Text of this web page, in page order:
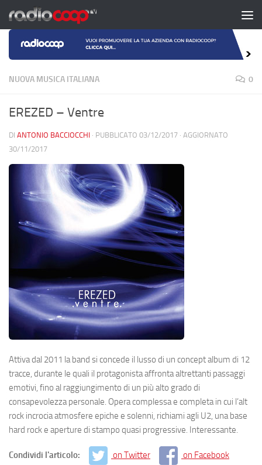
Salta al contenuto
NUOVA MUSICA ITALIANA 0
EREZED – Ventre
DI ANTONIO BACCIOCCHI · PUBBLICATO 03/12/2017 · AGGIORNATO
30/11/2017
Attiva dal 2011 la band si concede il lusso di un concept album di 12
tracce, durante le quali il protagonista affronta altrettanti passaggi
emotivi, fino al raggiungimento di un più alto grado di
consapevolezza personale. Opera complessa e completa in cui l’alt
rock incrocia atmosfere epiche e solenni, richiami agli U2, una base
hard rock e aperture di stampo quasi progressive. Interessante.
Condividi l'articolo: on Twitter on Facebook